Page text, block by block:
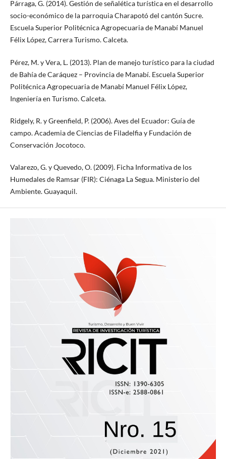
Párraga, G. (2014). Gestión de señalética turística en el desarrollo
socio-económico de la parroquia Charapotó del cantón Sucre.
Escuela Superior Politécnica Agropecuaria de Manabí Manuel
Félix López, Carrera Turismo. Calceta.
Pérez, M. y Vera, L. (2013). Plan de manejo turístico para la ciudad
de Bahía de Caráquez – Provincia de Manabí. Escuela Superior
Politécnica Agropecuaria de Manabí Manuel Félix López,
Ingeniería en Turismo. Calceta.
Ridgely, R. y Greenfield, P. (2006). Aves del Ecuador: Guía de
campo. Academia de Ciencias de Filadelfia y Fundación de
Conservación Jocotoco.
Valarezo, G. y Quevedo, O. (2009). Ficha Informativa de los
Humedales de Ramsar (FIR): Ciénaga La Segua. Ministerio del
Ambiente. Guayaquil.